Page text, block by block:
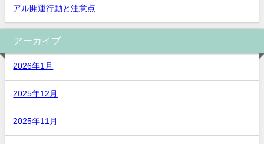
アル開運行動と注意点
アーカイブ
2026年1月
2025年12月
2025年11月